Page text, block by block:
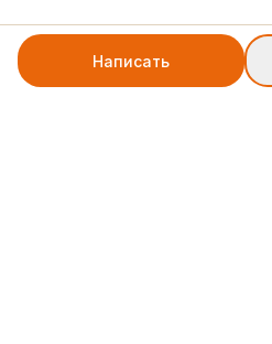
Написать